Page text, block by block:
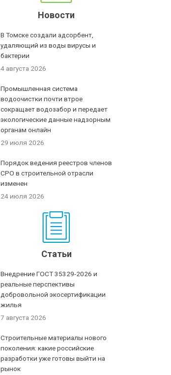
Новости
В Томске создали адсорбент,
удаляющий из воды вирусы и
бактерии
4 августа 2026
Промышленная система
водоочистки почти втрое
сокращает водозабор и передает
экологические данные надзорным
органам онлайн
29 июля 2026
Порядок ведения реестров членов
СРО в строительной отрасли
изменен
24 июля 2026
Статьи
Внедрение ГОСТ 35329-2026 и
реальные перспективы
добровольной экосертификации
жилья
7 августа 2026
Строительные материалы нового
поколения: какие российские
разработки уже готовы выйти на
рынок